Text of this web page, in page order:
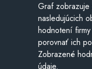
Graf zobrazuje
nasledujúcich
hodnotení
porovnať ich
Zobrazené
údaje.